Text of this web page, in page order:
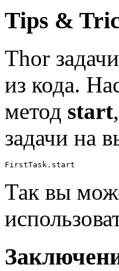
Tips &
Thor
из кода.
метод start
задачи на
FirstTask.start
Так вы